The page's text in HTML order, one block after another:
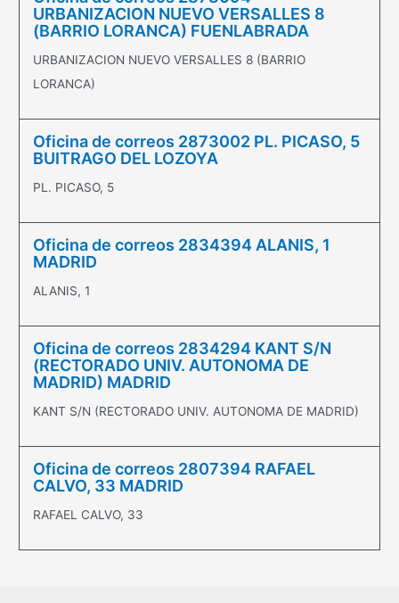
URBANIZACION NUEVO VERSALLES 8
(BARRIO LORANCA) FUENLABRADA
URBANIZACION NUEVO VERSALLES 8 (BARRIO
LORANCA)
Oficina de correos 2873002 PL. PICASO, 5
BUITRAGO DEL LOZOYA
PL. PICASO, 5
Oficina de correos 2834394 ALANIS, 1
MADRID
ALANIS, 1
Oficina de correos 2834294 KANT S/N
(RECTORADO UNIV. AUTONOMA DE
MADRID) MADRID
KANT S/N (RECTORADO UNIV. AUTONOMA DE MADRID)
Oficina de correos 2807394 RAFAEL
CALVO, 33 MADRID
RAFAEL CALVO, 33